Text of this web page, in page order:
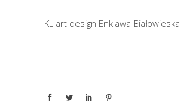
KL art design Enklawa Białowieska